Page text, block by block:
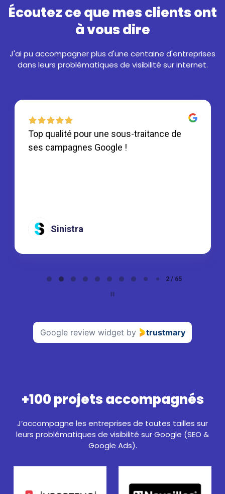
Écoutez ce que mes clients ont
à vous dire
J'ai pu accompagner plus d'une centaine d'entreprises
dans leurs problématiques de visibilité sur internet.
Top qualité pour une sous-traitance de
ses campagnes Google !
Sinistra
2 / 65
Google review widget by trustmary
+100 projets accompagnés
J’accompagne les entreprises de toutes tailles sur
leurs problématiques de visibilité sur Google (SEO &
Google Ads).